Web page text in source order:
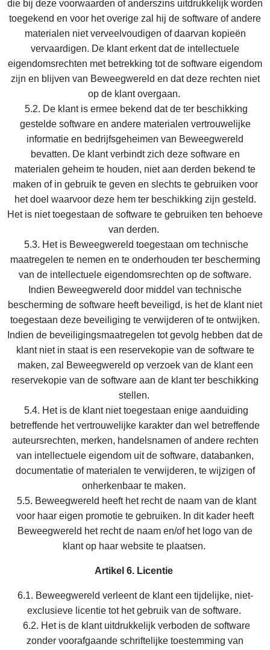
die bij deze voorwaarden of anderszins uitdrukkelijk worden
toegekend en voor het overige zal hij de software of andere
materialen niet verveelvoudigen of daarvan kopieën
vervaardigen. De klant erkent dat de intellectuele
eigendomsrechten met betrekking tot de software eigendom
zijn en blijven van Beweegwereld en dat deze rechten niet
op de klant overgaan.
5.2. De klant is ermee bekend dat de ter beschikking
gestelde software en andere materialen vertrouwelijke
informatie en bedrijfsgeheimen van Beweegwereld
bevatten. De klant verbindt zich deze software en
materialen geheim te houden, niet aan derden bekend te
maken of in gebruik te geven en slechts te gebruiken voor
het doel waarvoor deze hem ter beschikking zijn gesteld.
Het is niet toegestaan de software te gebruiken ten behoeve
van derden.
5.3. Het is Beweegwereld toegestaan om technische
maatregelen te nemen en te onderhouden ter bescherming
van de intellectuele eigendomsrechten op de software.
Indien Beweegwereld door middel van technische
bescherming de software heeft beveiligd, is het de klant niet
toegestaan deze beveiliging te verwijderen of te ontwijken.
Indien de beveiligingsmaatregelen tot gevolg hebben dat de
klant niet in staat is een reservekopie van de software te
maken, zal Beweegwereld op verzoek van de klant een
reservekopie van de software aan de klant ter beschikking
stellen.
5.4. Het is de klant niet toegestaan enige aanduiding
betreffende het vertrouwelijke karakter dan wel betreffende
auteursrechten, merken, handelsnamen of andere rechten
van intellectuele eigendom uit de software, databanken,
documentatie of materialen te verwijderen, te wijzigen of
onherkenbaar te maken.
5.5. Beweegwereld heeft het recht de naam van de klant
voor haar eigen promotie te gebruiken. In dit kader heeft
Beweegwereld het recht de naam en/of het logo van de
klant op haar website te plaatsen.
Artikel 6. Licentie
6.1. Beweegwereld verleent de klant een tijdelijke, niet-
exclusieve licentie tot het gebruik van de software.
6.2. Het is de klant uitdrukkelijk verboden de software
zonder voorafgaande schriftelijke toestemming van